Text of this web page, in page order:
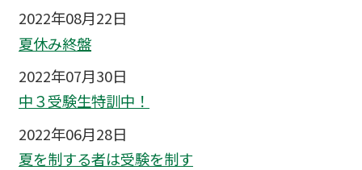
2022年08月22日
夏休み終盤
2022年07月30日
中３受験生特訓中！
2022年06月28日
夏を制する者は受験を制す